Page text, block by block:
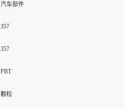
汽车部件
357
357
PBT
颗粒